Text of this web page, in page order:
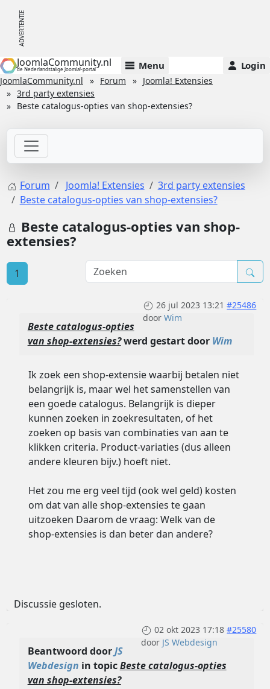
JoomlaCommunity.nl
de Nederlandstalige Joomla!-portal Menu Login
JoomlaCommunity.nl Forum
Joomla! Extensies
3rd party extensies
Beste catalogus-opties van shop-extensies?
Forum Joomla! Extensies
3rd party extensies
Beste catalogus-opties van shop-extensies?
Beste catalogus-opties van shop-
extensies?
1
26 jul 2023 13:21 #25486
doorWim
Beste catalogus-opties
van shop-extensies?werd gestart door Wim
Ik zoek een shop-extensie waarbij betalen niet
belangrijk is, maar wel het samenstellen van
een goede catalogus. Belangrijk is dieper
kunnen zoeken in zoekresultaten, of het
zoeken op basis van combinaties van aan te
klikken criteria. Product-variaties (dus alleen
andere kleuren bijv.) hoeft niet.
Het zou me erg veel tijd (ook wel geld) kosten
om dat van alle shop-extensies te gaan
uitzoeken Daarom de vraag: Welk van de
shop-extensies is dan beter dan andere?
Discussie gesloten.
02 okt 2023 17:18 #25580
door JS Webdesign
Beantwoord doorJS
Webdesign in topicBeste catalogus-opties
van shop-extensies?